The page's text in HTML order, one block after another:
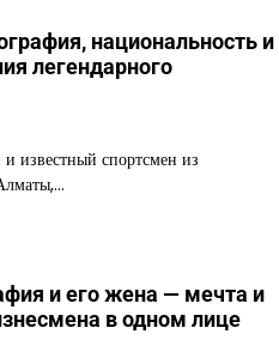
национальность и
легендарного
известный спортсмен из
и его жена — мечта и
в одном лице